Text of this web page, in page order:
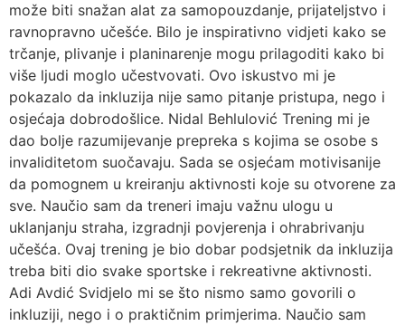
može biti snažan alat za samopouzdanje, prijateljstvo i
ravnopravno učešće. Bilo je inspirativno vidjeti kako se
trčanje, plivanje i planinarenje mogu prilagoditi kako bi
više ljudi moglo učestvovati. Ovo iskustvo mi je
pokazalo da inkluzija nije samo pitanje pristupa, nego i
osjećaja dobrodošlice. Nidal Behlulović Trening mi je
dao bolje razumijevanje prepreka s kojima se osobe s
invaliditetom suočavaju. Sada se osjećam motivisanije
da pomognem u kreiranju aktivnosti koje su otvorene za
sve. Naučio sam da treneri imaju važnu ulogu u
uklanjanju straha, izgradnji povjerenja i ohrabrivanju
učešća. Ovaj trening je bio dobar podsjetnik da inkluzija
treba biti dio svake sportske i rekreativne aktivnosti.
Adi Avdić Svidjelo mi se što nismo samo govorili o
inkluziji, nego i o praktičnim primjerima. Naučio sam